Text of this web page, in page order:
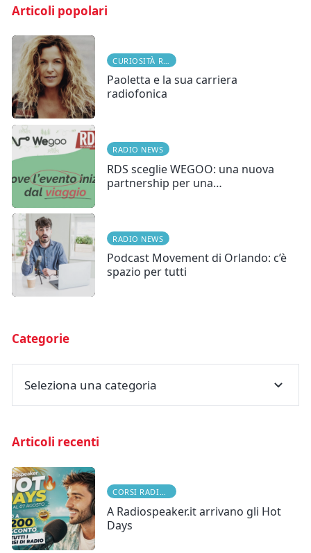
Articoli popolari
Paoletta e la sua carriera
radiofonica
RADIO NEWS
RDS sceglie WEGOO: una nuova
partnership per una…
RADIO NEWS
Podcast Movement di Orlando: c’è
spazio per tutti
Categorie
Seleziona una categoria
Articoli recenti
CORSI RADIOFONICI
A Radiospeaker.it arrivano gli Hot
Days